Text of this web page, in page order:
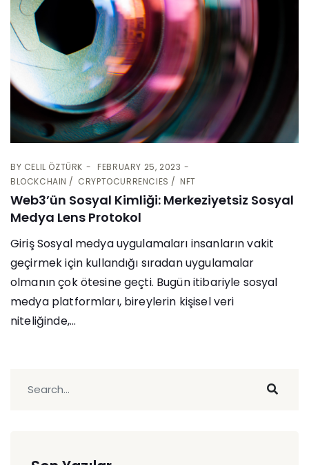
BY CELIL ÖZTÜRK
FEBRUARY 25, 2023
BLOCKCHAIN
CRYPTOCURRENCIES NFT
Web3’ün Sosyal Kimliği: Merkeziyetsiz Sosyal
Medya Lens Protokol
Giriş Sosyal medya uygulamaları insanların vakit
geçirmek için kullandığı sıradan uygulamalar
olmanın çok ötesine geçti. Bugün itibariyle sosyal
medya platformları, bireylerin kişisel veri
niteliğinde,...